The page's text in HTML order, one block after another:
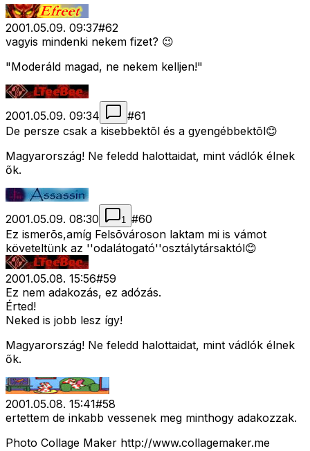
2001.05.09. 09:37#62
vagyis mindenki nekem fizet? 😉
"Moderáld magad, ne nekem kelljen!"
2001.05.09. 09:34 #61
De persze csak a kisebbektõl és a gyengébbektõl😊
Magyarország! Ne feledd halottaidat, mint vádlók élnek
ők.
2001.05.09. 08:30 1 #60
Ez ismerõs,amíg Felsõvároson laktam mi is vámot
követeltünk az ''odalátogató''osztálytársaktól😊
2001.05.08. 15:56#59
Ez nem adakozás, ez adózás.
Érted!
Neked is jobb lesz így!
Magyarország! Ne feledd halottaidat, mint vádlók élnek
ők.
2001.05.08. 15:41#58
ertettem de inkabb vessenek meg minthogy adakozzak.
Photo Collage Maker http://www.collagemaker.me